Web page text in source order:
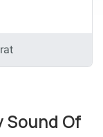
Sound Of